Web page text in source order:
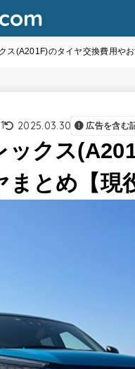
ス(A201F)のタイヤ交換費用や
2025.03.30 広告を含む
ックス
とめ【現